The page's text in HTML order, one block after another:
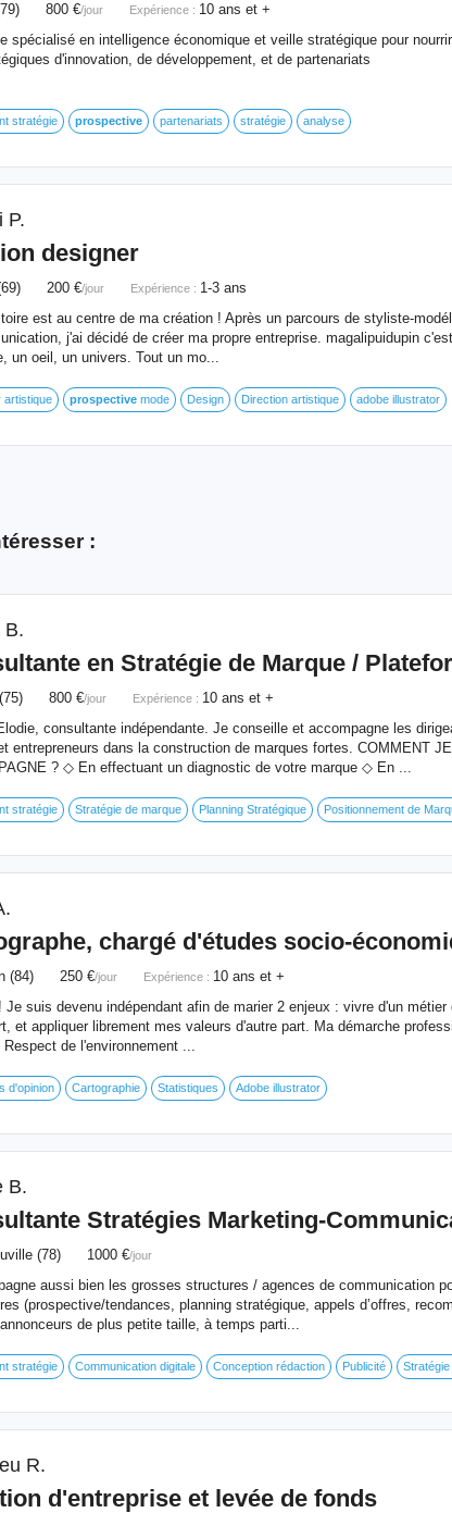
800 €/jour Expérience : 10 ans et +
spécialisé en intelligence économique et veille stratégique pour
d'innovation, de développement, et de partenariats
stratégie prospective partenariats stratégie analyse
P.
designer
200 €/jour Expérience : 1-3 ans
est au centre de ma création ! Après un parcours de styliste-
j'ai décidé de créer ma propre entreprise. magalipuidupin
un oeil, un univers. Tout un mo...
artistique prospectivemode Design Direction artistique adobe illustrator
:
B.
en Stratégie de Marque /
800 €/jour Expérience : 10 ans et +
consultante indépendante. Je conseille et accompagne les
entrepreneurs dans la construction de marques fortes. COMMENT
? ◇ En effectuant un diagnostic de votre marque ◇ En ...
stratégie Stratégie de marque Planning Stratégique Positionnement de
chargé d'études socio-
(84) 250 €/jour Expérience : 10 ans et +
Je suis devenu indépendant afin de marier 2 enjeux : vivre d'un métier
et appliquer librement mes valeurs d'autre part. Ma démarche
de l'environnement ...
d'opinion Cartographie Statistiques Adobe illustrator
B.
Stratégies Marketing-
(78) 1000 €/jour
aussi bien les grosses structures / agences de communication
(prospective/tendances, planning stratégique, appels d’offres,
de plus petite taille, à temps parti...
stratégie Communication digitale Conception rédaction Publicité Stratégie
R.
d'entreprise et levée de fonds